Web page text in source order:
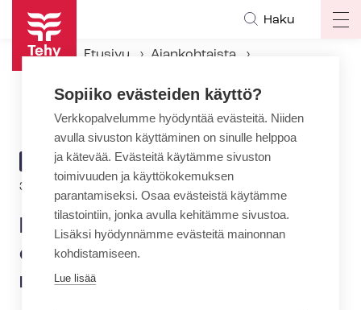
Hyppää
pääsisältöön
Haku
Etusivu
Ajankohtaista
Hallitus vie meiltä rahat ja oikeudet – osallistu mielenosoitukseen!
ARTIKKELIN
KATEGORIA
AJANKOHTAISTA
31.8.2023 | 14:30
Hallitus vie meiltä rahat ja
oikeudet – osallistu
mielenosoitukseen!
Sopiiko evästeiden käyttö?
Verkkopalvelumme hyödyntää evästeitä. Niiden
avulla sivuston käyttäminen on sinulle helppoa
ja kätevää. Evästeitä käytämme sivuston
toimivuuden ja käyttökokemuksen
parantamiseksi. Osaa evästeistä käytämme
tilastointiin, jonka avulla kehitämme sivustoa.
Lisäksi hyödynnämme evästeitä mainonnan
kohdistamiseen.
Lue lisää